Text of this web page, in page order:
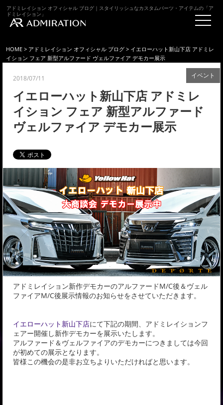
アドミレイション オフィシャル ブログ｜スタイリッシュなカスタムパーツ・アイテムの「ア
ドミレイション」
HOME > アドミレイション オフィシャル ブログ > イエローハット新山下店 アドミレ
イション フェア 新型アルファード ヴェルファイア デモカー展示
イベント
2018/07/11
イエローハット新山下店 アドミレ
イション フェア 新型アルファード
ヴェルファイア デモカー展示
アドミレイション新作デモカーのアルファードM/C後＆ヴェル
ファイアM/C後展示情報のお知らせをさせていただきます。
イエローハット新山下店にて下記の期間、アドミレイションフ
ェアー開催し新作デモカーを展示いたします。
アルファード＆ヴェルファイアのデモカーにつきましては今回
が初めての展示となります。
皆様この機会の是非お立ちよりいただければと思います。